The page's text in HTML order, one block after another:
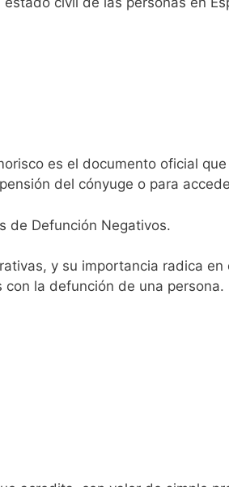
es el documento oficial
del cónyuge o para
de Defunción Negativos.
y su importancia radica
la defunción de una persona.